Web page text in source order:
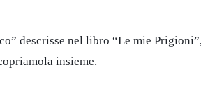
descrisse nel libro “Le mie
insieme.